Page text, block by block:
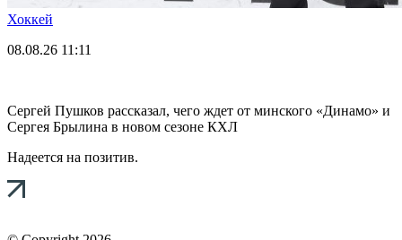
Хоккей
08.08.26 11:11
Сергей Пушков рассказал, чего ждет от минского «Динамо» и
Сергея Брылина в новом сезоне КХЛ
Надеется на позитив.